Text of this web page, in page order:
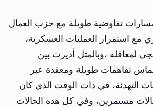
تفاوضية طويلة مع حزب العمال
مع استمرار العمليات العسكرية،
لمعاقله ،وبالمثل أديرت بين
تفاهمات طويلة ومعقدة عبر
التهدئة، في ذات الوقت الذي كان
مستمرين، وفي كل هذه الحالات